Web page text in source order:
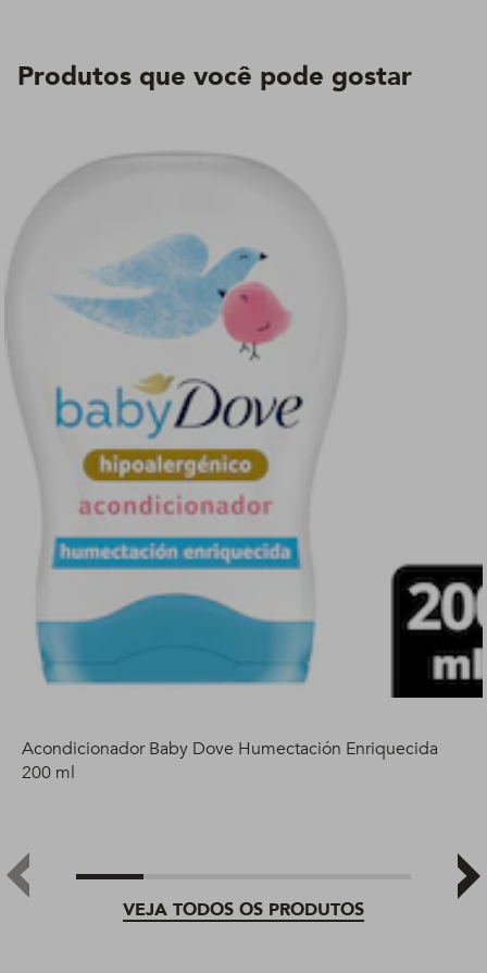
Produtos que você pode gostar
VEJA TODOS OS PRODUTOS
Acondicionador Baby Dove Humectación Enriquecida
200 ml